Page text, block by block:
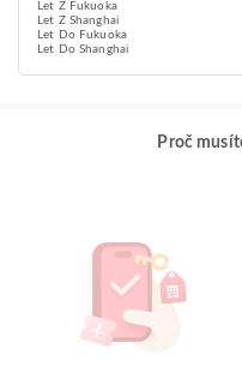
Let Z Fukuoka
Let Z Shanghai
Let Do Fukuoka
Let Do Shanghai
Proč